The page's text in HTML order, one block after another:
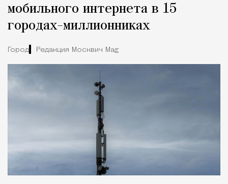
мобильного интернета в 15
городах-миллионниках
Город Редакция Москвич Mag